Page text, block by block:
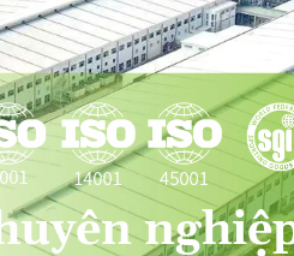
vực
chất lượng từ FIFA